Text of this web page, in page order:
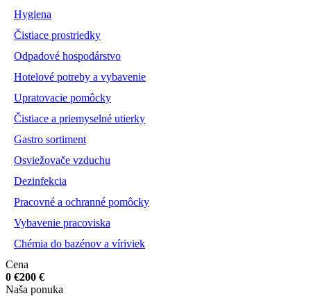
Hygiena
Čistiace prostriedky
Odpadové hospodárstvo
Hotelové potreby a vybavenie
Upratovacie pomôcky
Čistiace a priemyselné utierky
Gastro sortiment
Osviežovače vzduchu
Dezinfekcia
Pracovné a ochranné pomôcky
Vybavenie pracoviska
Chémia do bazénov a víriviek
Cena
0 €200 €
Naša ponuka